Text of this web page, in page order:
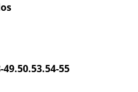
49.50.53.54-55